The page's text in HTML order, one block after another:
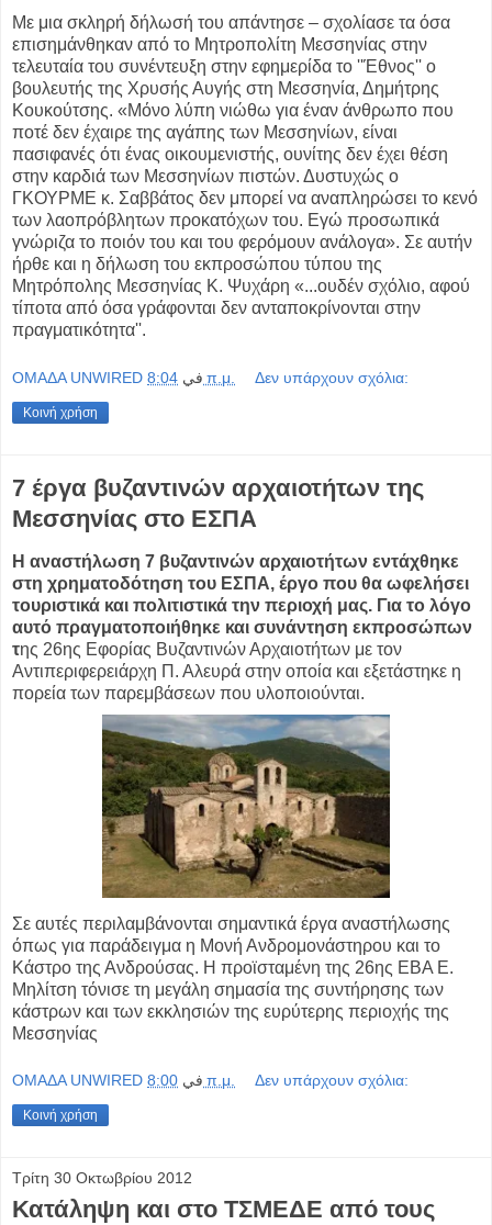
Με μια σκληρή δήλωσή του απάντησε – σχολίασε τα όσα
επισημάνθηκαν από το Μητροπολίτη Μεσσηνίας στην
τελευταία του συνέντευξη στην εφημερίδα το ''Έθνος'' ο
βουλευτής της Χρυσής Αυγής στη Μεσσηνία, Δημήτρης
Κουκούτσης. «Μόνο λύπη νιώθω για έναν άνθρωπο που
ποτέ δεν έχαιρε της αγάπης των Μεσσηνίων, είναι
πασιφανές ότι ένας οικουμενιστής, ουνίτης δεν έχει θέση
στην καρδιά των Μεσσηνίων πιστών. Δυστυχώς ο
ΓΚΟΥΡΜΕ κ. Σαββάτος δεν μπορεί να αναπληρώσει το κενό
των λαοπρόβλητων προκατόχων του. Εγώ προσωπικά
γνώριζα το ποιόν του και του φερόμουν ανάλογα». Σε αυτήν
ήρθε και η δήλωση του εκπροσώπου τύπου της
Μητρόπολης Μεσσηνίας Κ. Ψυχάρη «...ουδέν σχόλιο, αφού
τίποτα από όσα γράφονται δεν ανταποκρίνονται στην
πραγματικότητα''.
OMAΔΑ UNWIRED في 8:04 π.μ. Δεν υπάρχουν σχόλια:
Κοινή χρήση
7 έργα βυζαντινών αρχαιοτήτων της
Μεσσηνίας στο ΕΣΠΑ
Η αναστήλωση 7 βυζαντινών αρχαιοτήτων εντάχθηκε
στη χρηματοδότηση του ΕΣΠΑ, έργο που θα ωφελήσει
τουριστικά και πολιτιστικά την περιοχή μας. Για το λόγο
αυτό πραγματοποιήθηκε και συνάντηση εκπροσώπων
της 26ης Εφορίας Βυζαντινών Αρχαιοτήτων με τον
Αντιπεριφερειάρχη Π. Αλευρά στην οποία και εξετάστηκε η
πορεία των παρεμβάσεων που υλοποιούνται.
Σε αυτές περιλαμβάνονται σημαντικά έργα αναστήλωσης
όπως για παράδειγμα η Μονή Ανδρομονάστηρου και το
Κάστρο της Ανδρούσας. Η προϊσταμένη της 26ης ΕΒΑ Ε.
Μηλίτση τόνισε τη μεγάλη σημασία της συντήρησης των
κάστρων και των εκκλησιών της ευρύτερης περιοχής της
Μεσσηνίας
OMAΔΑ UNWIRED في 8:00 π.μ. Δεν υπάρχουν σχόλια:
Κοινή χρήση
Τρίτη 30 Οκτωβρίου 2012
Κατάληψη και στο ΤΣΜΕΔΕ από τους